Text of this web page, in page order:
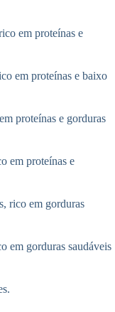
em proteínas e
em proteínas e baixo
proteínas e gorduras
em proteínas e
rico em gorduras
em gorduras saudáveis